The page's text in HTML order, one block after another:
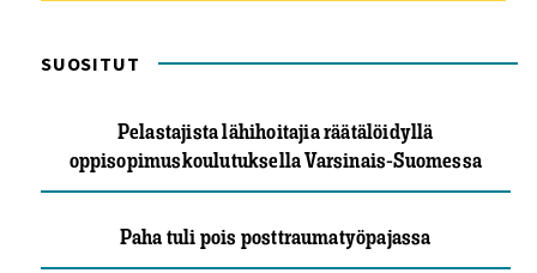
SUOSITUT
Pelastajista lähihoitajia räätälöidyllä
oppisopimuskoulutuksella Varsinais-Suomessa
Paha tuli pois posttraumatyöpajassa